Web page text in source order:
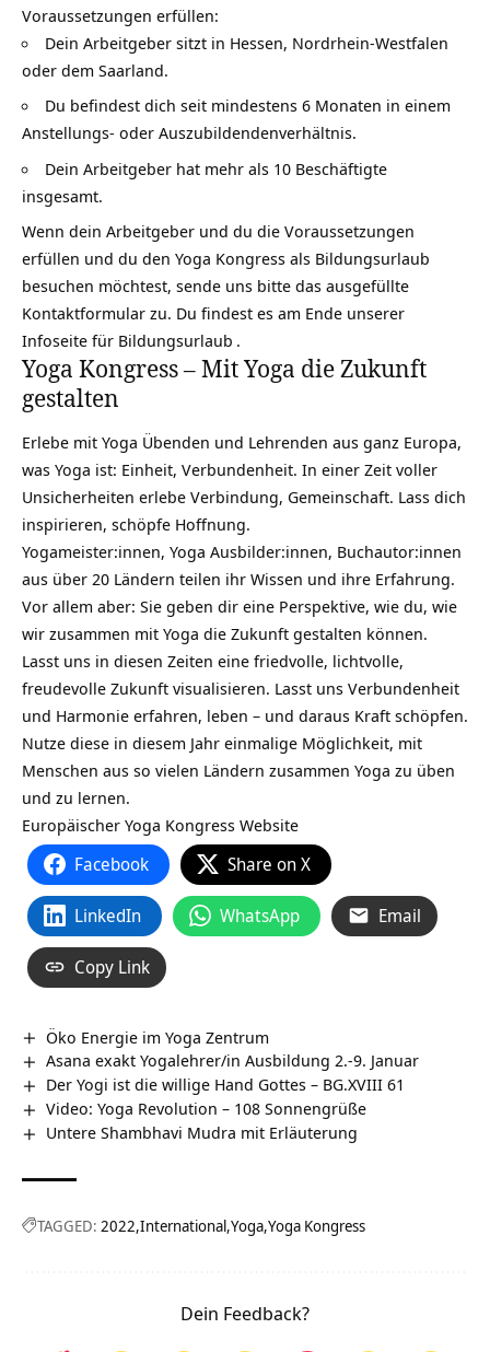
Voraussetzungen erfüllen:
Dein Arbeitgeber sitzt in Hessen, Nordrhein-Westfalen
oder dem Saarland.
Du befindest dich seit mindestens 6 Monaten in einem
Anstellungs- oder Auszubildendenverhältnis.
Dein Arbeitgeber hat mehr als 10 Beschäftigte
insgesamt.
Wenn dein Arbeitgeber und du die Voraussetzungen
erfüllen und du den Yoga Kongress als Bildungsurlaub
besuchen möchtest, sende uns bitte das ausgefüllte
Kontaktformular zu. Du findest es am Ende unserer
Infoseite für Bildungsurlaub .
Yoga Kongress – Mit Yoga die Zukunft
gestalten
Erlebe mit Yoga Übenden und Lehrenden aus ganz Europa,
was Yoga ist: Einheit, Verbundenheit. In einer Zeit voller
Unsicherheiten erlebe Verbindung, Gemeinschaft. Lass dich
inspirieren, schöpfe Hoffnung.
Yogameister:innen, Yoga Ausbilder:innen, Buchautor:innen
aus über 20 Ländern teilen ihr Wissen und ihre Erfahrung.
Vor allem aber: Sie geben dir eine Perspektive, wie du, wie
wir zusammen mit Yoga die Zukunft gestalten können.
Lasst uns in diesen Zeiten eine friedvolle, lichtvolle,
freudevolle Zukunft visualisieren. Lasst uns Verbundenheit
und Harmonie erfahren, leben – und daraus Kraft schöpfen.
Nutze diese in diesem Jahr einmalige Möglichkeit, mit
Menschen aus so vielen Ländern zusammen Yoga zu üben
und zu lernen.
Europäischer Yoga Kongress Website
Facebook Share on X
LinkedIn WhatsApp Email
Copy Link
Öko Energie im Yoga Zentrum
Asana exakt Yogalehrer/in Ausbildung 2.-9. Januar
Der Yogi ist die willige Hand Gottes – BG.XVIII 61
Video: Yoga Revolution – 108 Sonnengrüße
Untere Shambhavi Mudra mit Erläuterung
TAGGED: 2022 International Yoga Yoga Kongress
Dein Feedback?